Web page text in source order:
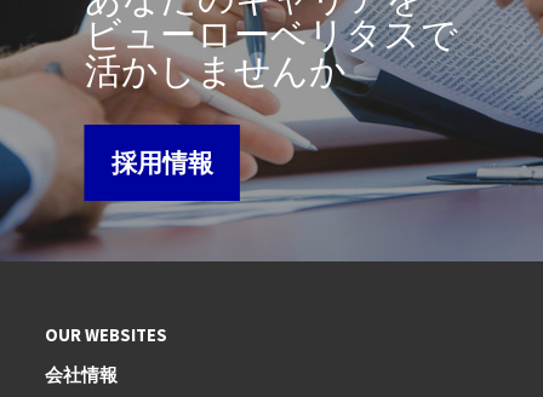
ビューローベリタスで
活かしませんか
採用情報
OUR WEBSITES
会社情報